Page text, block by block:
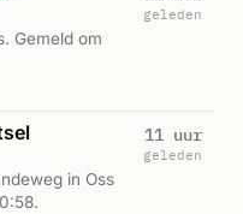
Gemeld om
geleden
in Oss
11 uur
geleden